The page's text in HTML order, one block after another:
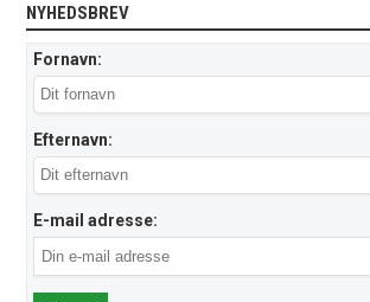
NYHEDSBREV
Fornavn:
Efternavn:
E-mail adresse: